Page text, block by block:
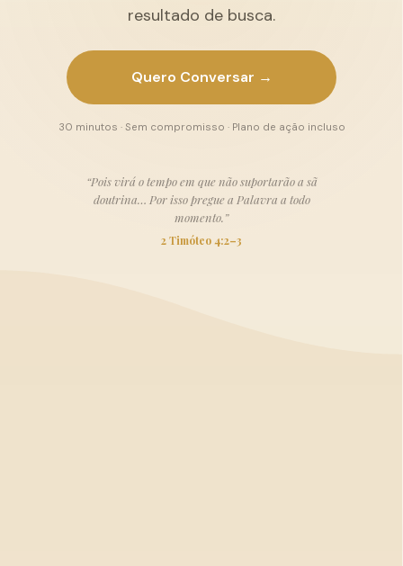
resultado de busca.
Quero Conversar →
30 minutos · Sem compromisso · Plano de ação incluso
“Pois virá o tempo em que não suportarão a sã
doutrina… Por isso pregue a Palavra a todo
momento.”
2 Timóteo 4:2–3